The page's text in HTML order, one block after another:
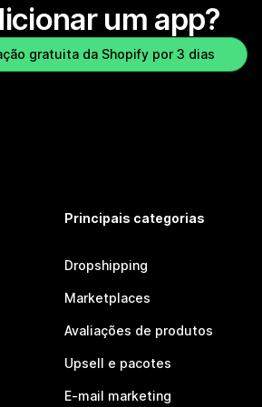
um app?
gratuita da Shopify por 3 dias
Principais categorias
Dropshipping
Marketplaces
Avaliações de produtos
Upsell e pacotes
E-mail marketing